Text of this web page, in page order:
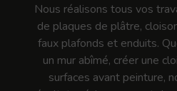
Nous réalisons tous vos
de plaques de plâtre,
faux plafonds et enduits.
un mur abîmé, créer une
surfaces avant peinture,